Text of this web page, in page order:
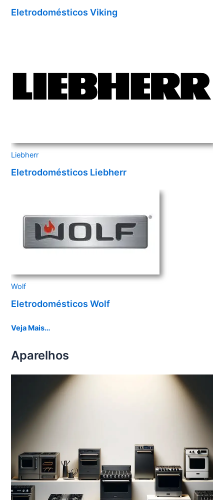
Eletrodomésticos Viking
Liebherr
Eletrodomésticos Liebherr
Wolf
Eletrodomésticos Wolf
Veja Mais…
Aparelhos